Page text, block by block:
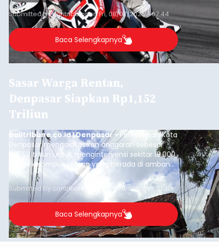
Submitted bycontributoronFri, 08/07/2026 - 07:44
Baca Selengkapnya
Sasar Warga Rentan,
Denpasar Siapkan Rp1,152
Triliun
balitribune.co.id I Denpasar - Pemerintah Kota
Denpasar mengalokasikan anggaran sebesar
Rp1,152 triliun untuk mengintervensi sekitar 18.000
warga kelompok rentan yang berada di ambang
garis kemiskinan. Langkah strategis ini diambil
guna menjaga masyarakat yang berada pada
kelompok desil 5 dan 6 tersebut agar tidak
merosot ke kategori miskin.
Submitted by contributor Thu, 08/06/2026 - 21:31
Baca Selengkapnya